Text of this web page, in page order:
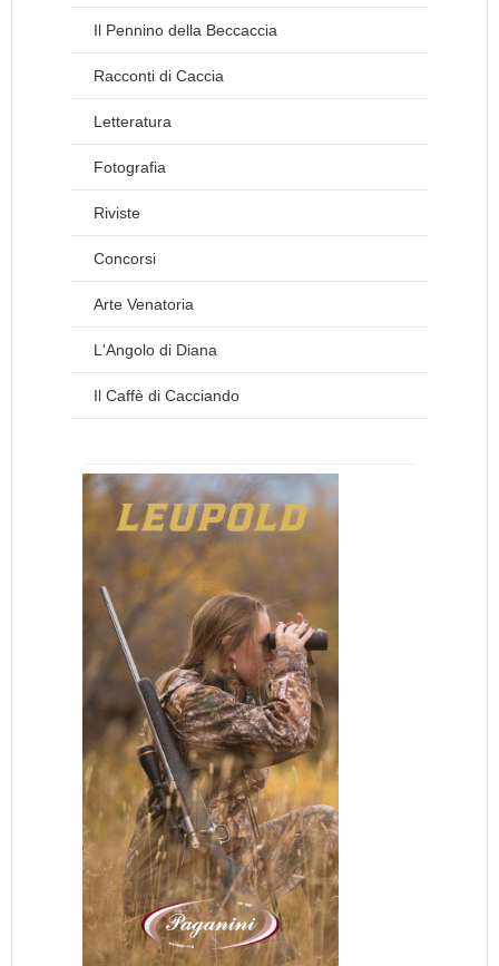
Il Pennino della Beccaccia
Racconti di Caccia
Letteratura
Fotografia
Riviste
Concorsi
Arte Venatoria
L'Angolo di Diana
Il Caffè di Cacciando